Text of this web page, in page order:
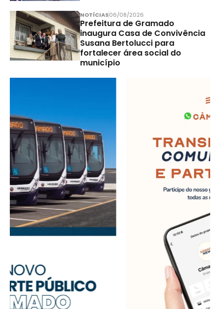
NOTÍCIAS06/08/2026
Prefeitura de Gramado
inaugura Casa de Convivência
Susana Bertolucci para
fortalecer área social do
município